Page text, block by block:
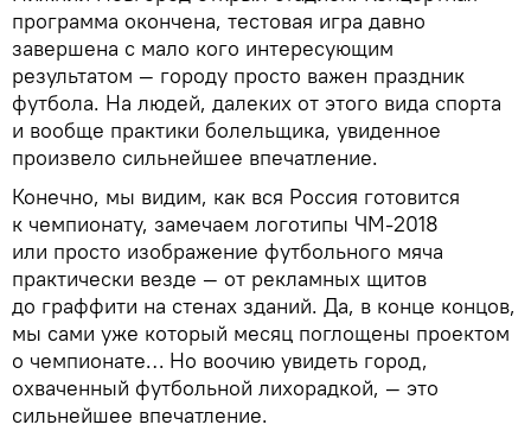
программа окончена, тестовая игра давно
завершена с мало кого интересующим
результатом — городу просто важен праздник
футбола. На людей, далеких от этого вида спорта
и вообще практики болельщика, увиденное
произвело сильнейшее впечатление.
Конечно, мы видим, как вся Россия готовится
к чемпионату, замечаем логотипы ЧМ-2018
или просто изображение футбольного мяча
практически везде — от рекламных щитов
до граффити на стенах зданий. Да, в конце концов,
мы сами уже который месяц поглощены проектом
о чемпионате… Но воочию увидеть город,
охваченный футбольной лихорадкой, — это
сильнейшее впечатление.